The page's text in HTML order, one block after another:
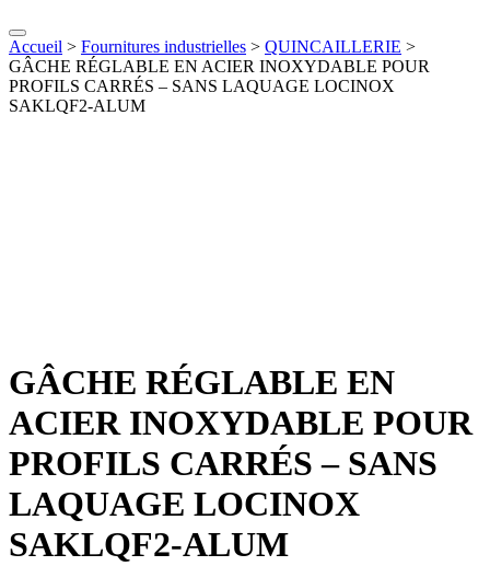
Accueil > Fournitures industrielles > QUINCAILLERIE >
GÂCHE RÉGLABLE EN ACIER INOXYDABLE POUR
PROFILS CARRÉS – SANS LAQUAGE LOCINOX
SAKLQF2-ALUM
GÂCHE RÉGLABLE EN
ACIER INOXYDABLE POUR
PROFILS CARRÉS – SANS
LAQUAGE LOCINOX
SAKLQF2-ALUM